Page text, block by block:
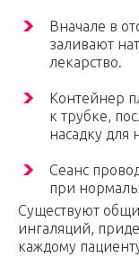
Вначале в
заливают
лекарство.
Контейнер
к трубке,
насадку для
Сеанс
при
Существуют
ингаляций,
каждому